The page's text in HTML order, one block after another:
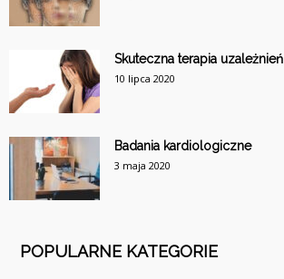
Skuteczna terapia uzależnień
10 lipca 2020
Badania kardiologiczne
3 maja 2020
POPULARNE KATEGORIE